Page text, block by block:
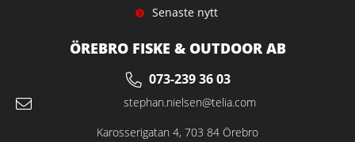
Senaste nytt
ÖREBRO FISKE & OUTDOOR AB
073-239 36 03
stephan.nielsen@telia.com
Karosserigatan 4, 703 84 Örebro